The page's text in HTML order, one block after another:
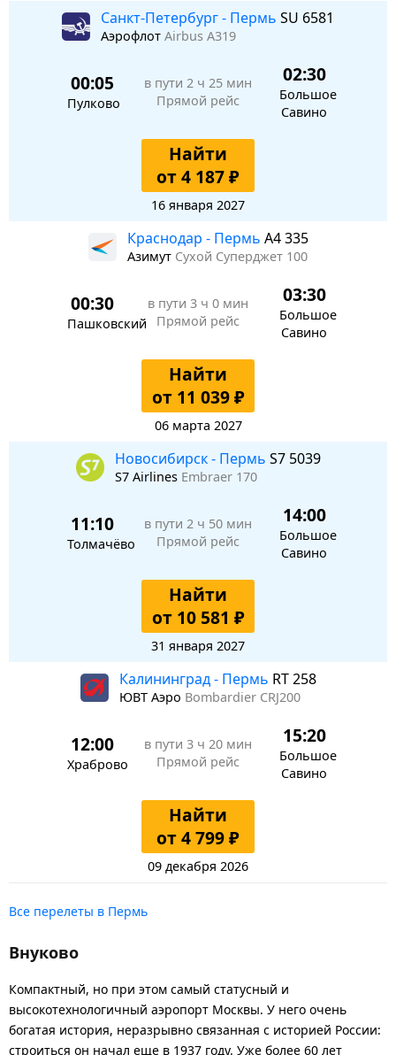
Санкт-Петербург - Пермь SU 6581
Аэрофлот Airbus A319
00:05
Пулково
в пути 2 ч 25 мин
Прямой рейс
02:30
Большое
Савино
Найти
от 4 187 ₽
16 января 2027
Краснодар - Пермь A4 335
Азимут Сухой Суперджет 100
00:30
Пашковский
в пути 3 ч 0 мин
Прямой рейс
03:30
Большое
Савино
Найти
от 11 039 ₽
06 марта 2027
Новосибирск - Пермь S7 5039
S7 Airlines Embraer 170
11:10
Толмачёво
в пути 2 ч 50 мин
Прямой рейс
14:00
Большое
Савино
Найти
от 10 581 ₽
31 января 2027
Калининград - Пермь RT 258
ЮВТ Аэро Bombardier CRJ200
12:00
Храброво
в пути 3 ч 20 мин
Прямой рейс
15:20
Большое
Савино
Найти
от 4 799 ₽
09 декабря 2026
Все перелеты в Пермь
Внуково
Компактный, но при этом самый статусный и
высокотехнологичный аэропорт Москвы. У него очень
богатая история, неразрывно связанная с историей России:
строиться он начал еще в 1937 году. Уже более 60 лет